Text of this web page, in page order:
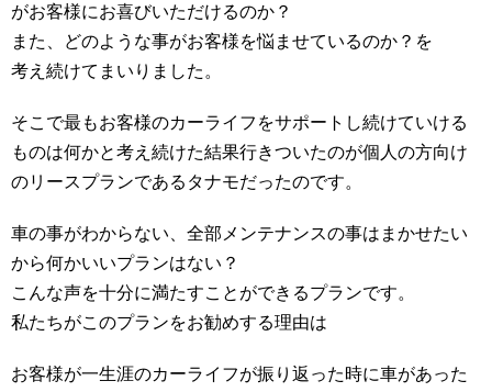
がお客様にお喜びいただけるのか？
また、どのような事がお客様を悩ませているのか？を
考え続けてまいりました。
そこで最もお客様のカーライフをサポートし続けていける
ものは何かと考え続けた結果行きついたのが個人の方向け
のリースプランであるタナモだったのです。
車の事がわからない、全部メンテナンスの事はまかせたい
から何かいいプランはない？
こんな声を十分に満たすことができるプランです。
私たちがこのプランをお勧めする理由は
お客様が一生涯のカーライフが振り返った時に車があった